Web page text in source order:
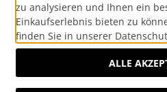
Zahlungsmethoden
zu analysieren und Ihnen ein
Einkaufserlebnis bieten zu
finden Sie in unserer
ALLE